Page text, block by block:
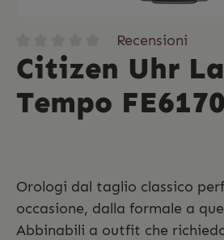
Recensioni
Citizen Uhr
Tempo
Orologi dal taglio classico
occasione, dalla formale a
Abbinabili a outfit che